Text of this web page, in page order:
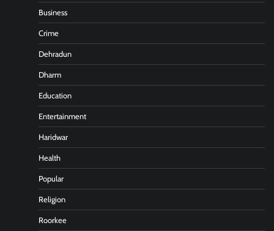
Business
Crime
Dehradun
Dharm
Education
Entertainment
Haridwar
Health
Popular
Religion
Roorkee